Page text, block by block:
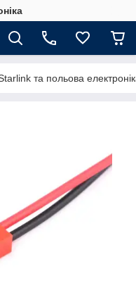
та польова